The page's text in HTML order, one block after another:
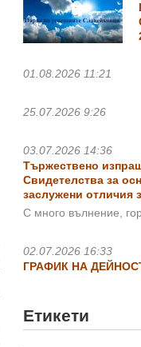
01.08.2026 11:21
25.07.2026 9:26
03.07.2026 14:36
Тържествено
Свидетелства за
заслужени отличия
С много вълнение,
02.07.2026 16:33
ГРАФИК НА
Етикети